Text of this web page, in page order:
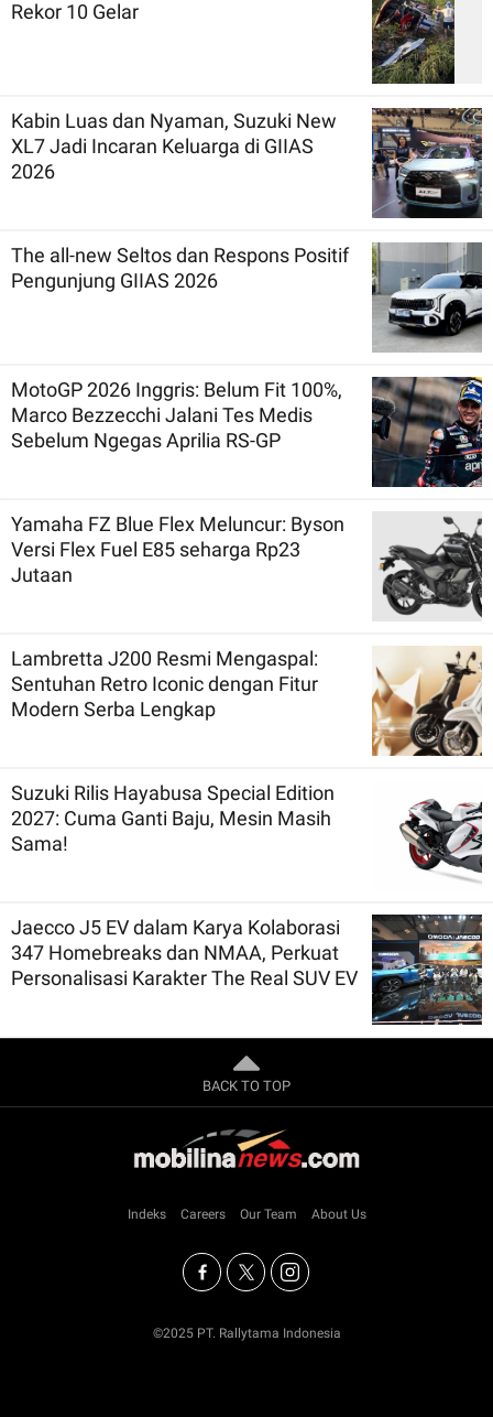
Rekor 10 Gelar
Kabin Luas dan Nyaman, Suzuki New
XL7 Jadi Incaran Keluarga di GIIAS
2026
The all-new Seltos dan Respons Positif
Pengunjung GIIAS 2026
MotoGP 2026 Inggris: Belum Fit 100%,
Marco Bezzecchi Jalani Tes Medis
Sebelum Ngegas Aprilia RS-GP
Yamaha FZ Blue Flex Meluncur: Byson
Versi Flex Fuel E85 seharga Rp23
Jutaan
Lambretta J200 Resmi Mengaspal:
Sentuhan Retro Iconic dengan Fitur
Modern Serba Lengkap
Suzuki Rilis Hayabusa Special Edition
2027: Cuma Ganti Baju, Mesin Masih
Sama!
Jaecco J5 EV dalam Karya Kolaborasi
347 Homebreaks dan NMAA, Perkuat
Personalisasi Karakter The Real SUV EV
BACK TO TOP
Indeks Careers Our Team About Us
©2025 PT. Rallytama Indonesia